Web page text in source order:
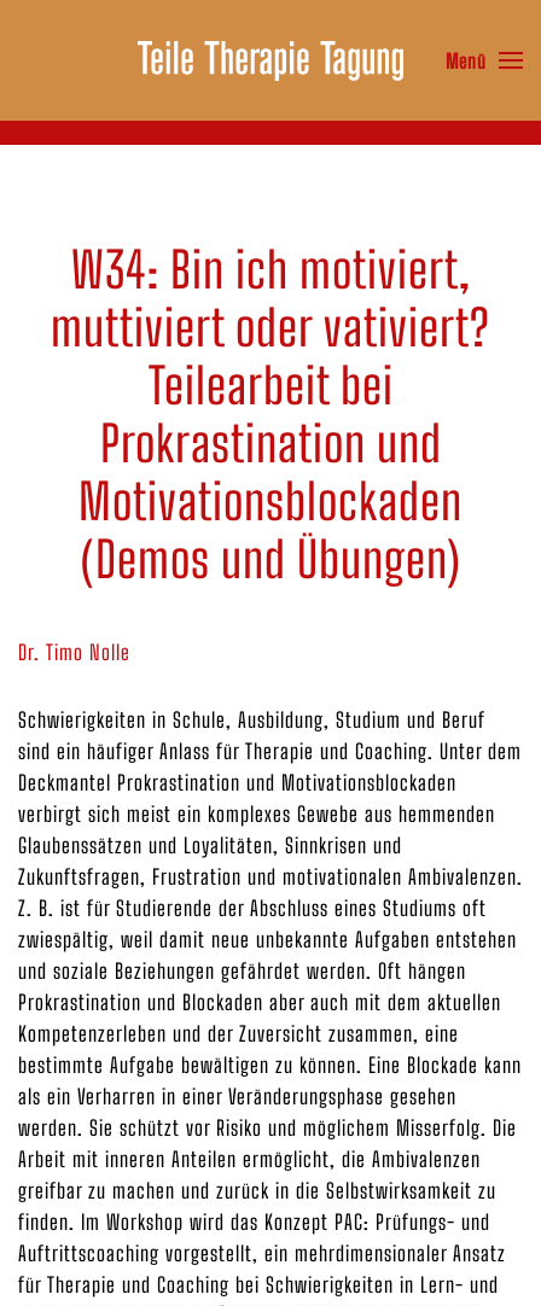
Zum Hauptinhalt springen Menü
W34: Bin ich motiviert,
muttiviert oder vativiert?
Teilearbeit bei
Prokrastination und
Motivationsblockaden
(Demos und Übungen)
Dr. Timo Nolle
Schwierigkeiten in Schule, Ausbildung, Studium und Beruf
sind ein häufiger Anlass für Therapie und Coaching. Unter dem
Deckmantel Prokrastination und Motivationsblockaden
verbirgt sich meist ein komplexes Gewebe aus hemmenden
Glaubenssätzen und Loyalitäten, Sinnkrisen und
Zukunftsfragen, Frustration und motivationalen Ambivalenzen.
Z. B. ist für Studierende der Abschluss eines Studiums oft
zwiespältig, weil damit neue unbekannte Aufgaben entstehen
und soziale Beziehungen gefährdet werden. Oft hängen
Prokrastination und Blockaden aber auch mit dem aktuellen
Kompetenzerleben und der Zuversicht zusammen, eine
bestimmte Aufgabe bewältigen zu können. Eine Blockade kann
als ein Verharren in einer Veränderungsphase gesehen
werden. Sie schützt vor Risiko und möglichem Misserfolg. Die
Arbeit mit inneren Anteilen ermöglicht, die Ambivalenzen
greifbar zu machen und zurück in die Selbstwirksamkeit zu
finden. Im Workshop wird das Konzept PAC: Prüfungs- und
Auftrittscoaching vorgestellt, ein mehrdimensionaler Ansatz
für Therapie und Coaching bei Schwierigkeiten in Lern- und